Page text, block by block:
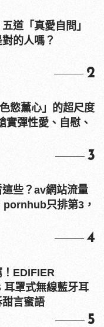
道「真愛自問」
的人嗎？
2
慾薰心」的超尺度
實彈性愛、自慰、
3
些？av網站流量
pornhub只排第3，
4
EDIFIER
罩式無線藍牙耳
言蜜語
5